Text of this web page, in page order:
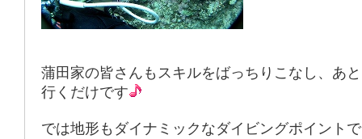
蒲田家の皆さんもスキルをばっちりこなし、あ
行くだけです
では地形もダイナミックなダイビングポイント